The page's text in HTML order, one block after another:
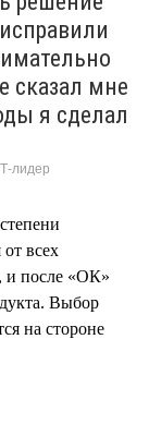
сказал мне
я сделал
лидер
всех
и после «ОК»
Выбор
на стороне